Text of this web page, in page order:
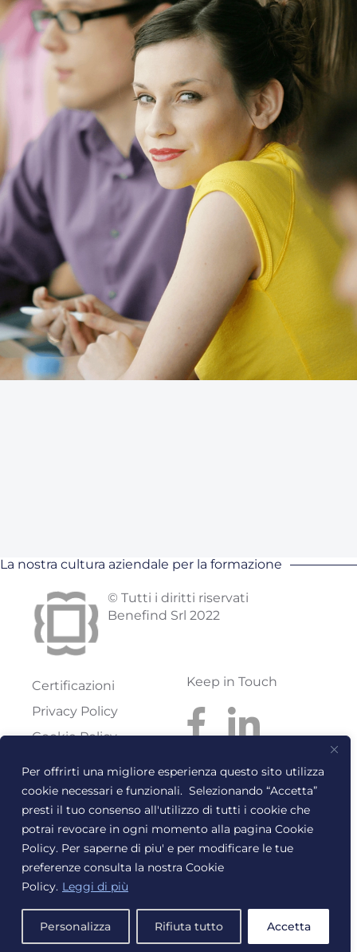
Per offrirti una migliore esperienza questo sito utilizza
cookie necessari e funzionali. Selezionando “Accetta”
presti il tuo consenso all'utilizzo di tutti i cookie che
potrai revocare in ogni momento alla pagina Cookie
Policy. Per saperne di piu' e per modificare le tue
preferenze consulta la nostra Cookie
Policy. Leggi di più
Personalizza Rifiuta tutto Accetta
La nostra cultura aziendale per la formazione
© Tutti i diritti riservati
Benefind Srl 2022
Certificazioni
Privacy Policy
Cookie Policy
Keep in Touch
Benefind S.r.l.
Via Pratese, 199
50145 Firenze
T. +39 055 318668
info@benefind.it
Reg. Imprese: FI
Rea: FI-614300
C.F. e P.I.:
06267240486
email@pec.benefind.it
Designed by Dominae